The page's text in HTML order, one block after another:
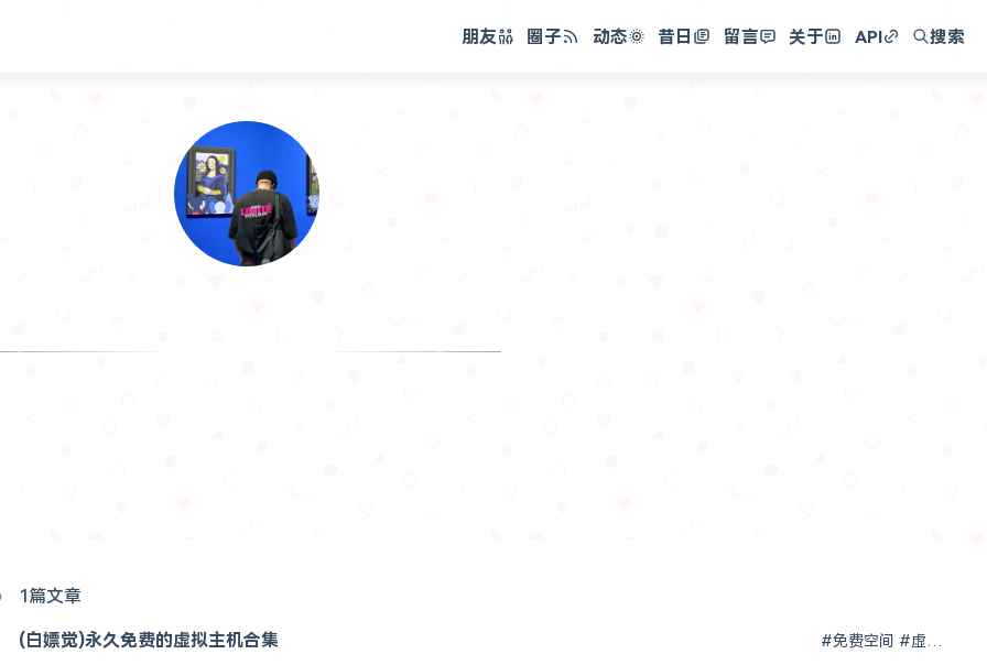
朋友 圈子 动态 昔日 留言 关于 API 搜索
1篇文章
(白嫖觉)永久免费的虚拟主机合集